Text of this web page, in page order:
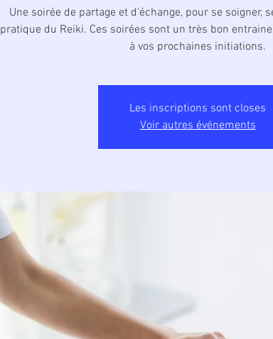
Une soirée de partage et d'échange, pour se soigner,
pratique du Reiki. Ces soirées sont un très bon
à vos prochaines initiations.
Les inscriptions sont closes
Voir autres événements